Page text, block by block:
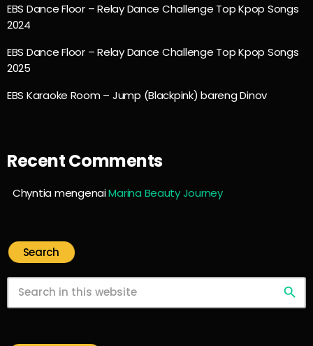
EBS Dance Floor – Relay Dance Challenge Top Kpop Songs
2024
EBS Dance Floor – Relay Dance Challenge Top Kpop Songs
2025
EBS Karaoke Room – Jump (Blackpink) bareng Dinov
Recent Comments
Chyntia mengenaiMarina Beauty Journey
Search
search